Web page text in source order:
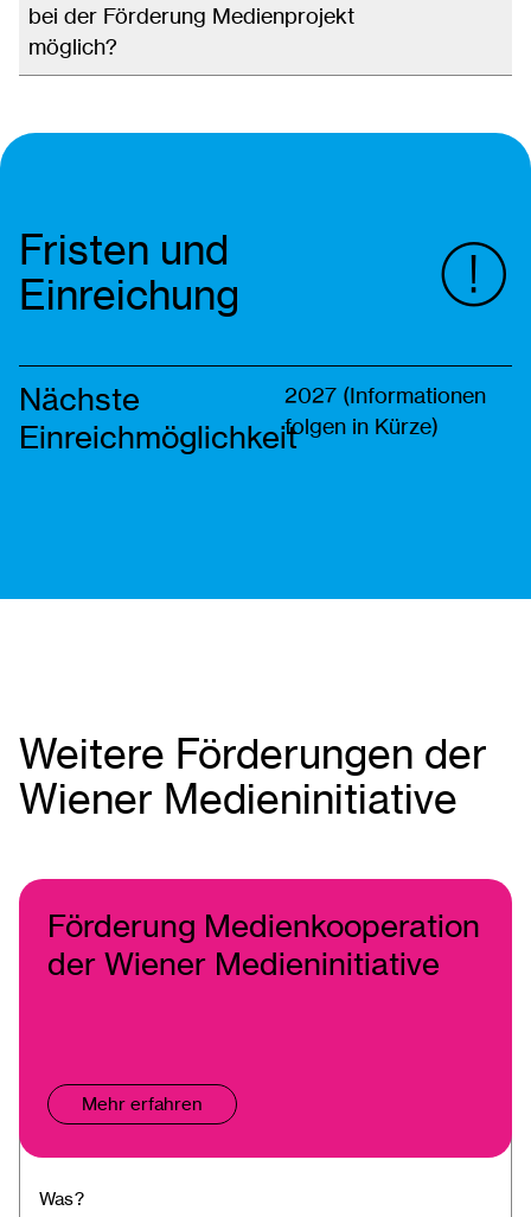
bei der Förderung Medienprojekt
möglich?
Fristen und
Einreichung
Nächste
Einreichmöglichkeit
2027 (Informationen
folgen in Kürze)
Weitere Förderungen der
Wiener Medieninitiative
Förderung Medienkooperation
der Wiener Medieninitiative
Mehr erfahren
Was?